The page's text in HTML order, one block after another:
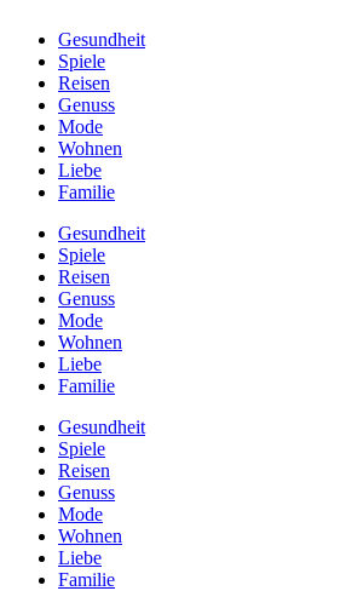
Gesundheit
Spiele
Reisen
Genuss
Mode
Wohnen
Liebe
Familie
Gesundheit
Spiele
Reisen
Genuss
Mode
Wohnen
Liebe
Familie
Gesundheit
Spiele
Reisen
Genuss
Mode
Wohnen
Liebe
Familie